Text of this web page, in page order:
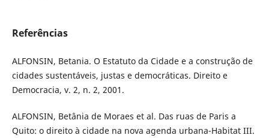
Referências
ALFONSIN, Betania. O Estatuto da Cidade e a construção de
cidades sustentáveis, justas e democráticas. Direito e
Democracia, v. 2, n. 2, 2001.
ALFONSIN, Betânia de Moraes et al. Das ruas de Paris a
Quito: o direito à cidade na nova agenda urbana-Habitat III.